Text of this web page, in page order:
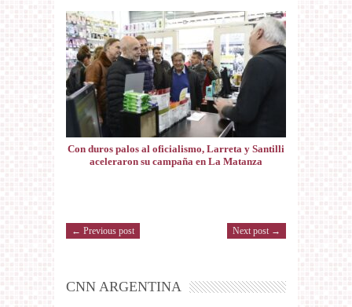
Con duros palos al oficialismo, Larreta y Santilli
aceleraron su campaña en La Matanza
← Previous post Next post →
CNN ARGENTINA